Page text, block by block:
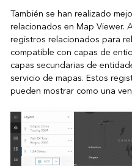
También se han realizado
relacionados en Map Viewer.
registros relacionados para
compatible con capas de
capas secundarias de
servicio de mapas. Estos
pueden mostrar como una